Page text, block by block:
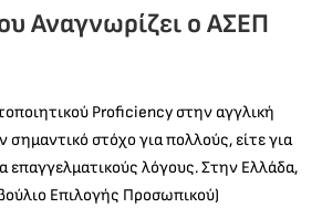
Αναγνωρίζει ο ΑΣΕΠ
Proficiency στην αγγλική
στόχο για πολλούς, είτε για
επαγγελματικούς λόγους. Στην Ελλάδα,
Επιλογής Προσωπικού)